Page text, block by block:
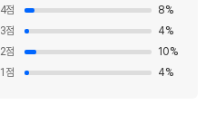
4점 8%
3점 4%
2점 10%
1 점 4%